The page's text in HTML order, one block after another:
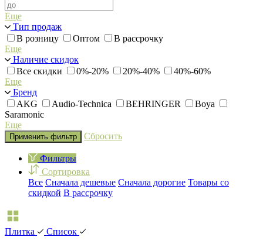
Еще
Тип продаж
В розницу
Оптом
В рассрочку
Еще
Наличие скидок
Все скидки
0%-20% 20%-40%
40%-60%
Еще
Бренд
AKG
Audio-Technica BEHRINGER
Boya
Saramonic
Еще
Применить фильтр Сбросить
Фильтры
Сортировка
Все Сначала дешевые Сначала дорогие Товары со
скидкой В рассрочку
Плитка
Список